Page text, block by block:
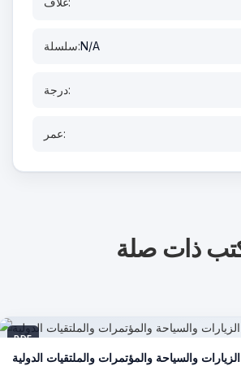
سلسلة:N/A
درجة:
عمر:
ذات صلة
PDF
والسياحة والمؤتمرات والملتقيات الدولية